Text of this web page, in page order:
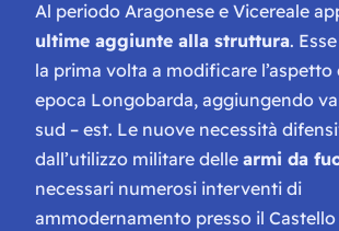
Al periodo Aragonese e Vicereale
ultime aggiunte alla struttura.
la prima volta a modificare
epoca Longobarda, aggiungendo
sud – est. Le nuove necessità
dall’utilizzo militare delle armi da
necessari numerosi interventi di
ammodernamento presso il